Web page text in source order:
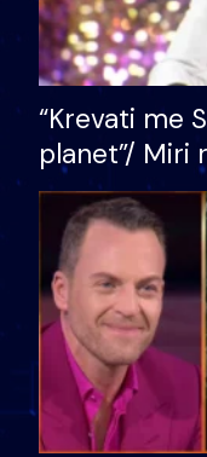
“Krevati me
planet”/
bukura në
mungojë